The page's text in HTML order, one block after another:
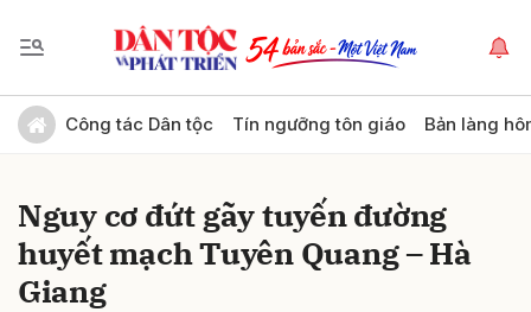
Công tác Dân tộc Tín ngưỡng tôn giáo Bản làng
Nguy cơ đứt gãy tuyến đường
huyết mạch Tuyên Quang – Hà
Giang
Gửi bình luận